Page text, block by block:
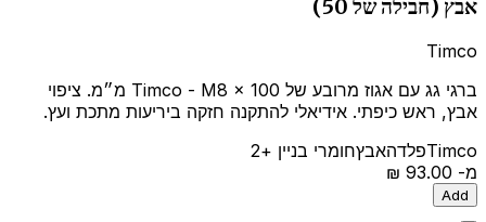
אבץ (חבילה של 50)
Timco
ברגי גג עם אגוז מרובע של Timco - M8 x 100 מ״מ. ציפוי
אבץ, ראש כיפתי. אידיאלי להתקנה חזקה ביריעות מתכת ועץ.
Timcoפלדהאבץחומרי בניין +2
מ-
Add